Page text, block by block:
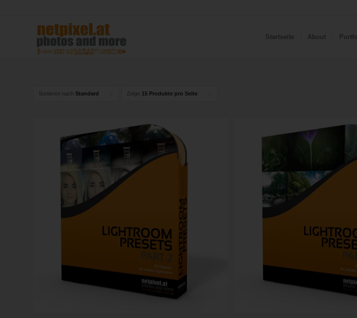
Startseite About
Sortieren nach Standard Zeige 15 Produkte pro Seite